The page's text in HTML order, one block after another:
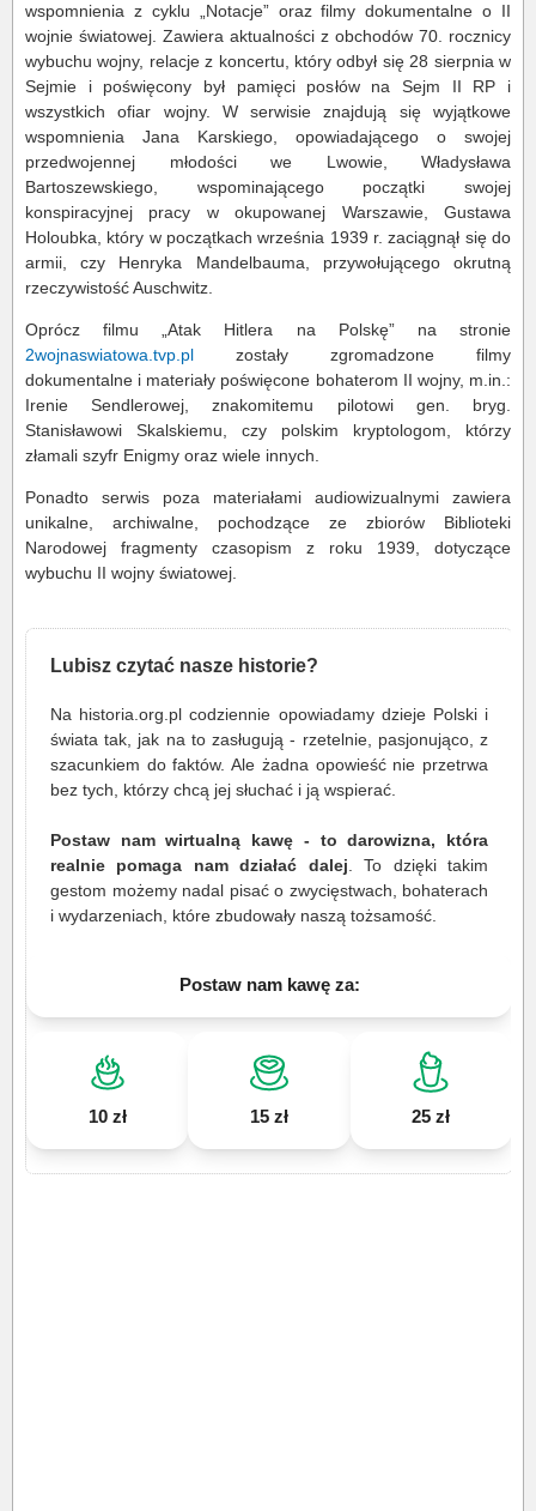
wspomnienia z cyklu „Notacje” oraz filmy dokumentalne o II
wojnie światowej. Zawiera aktualności z obchodów 70. rocznicy
wybuchu wojny, relacje z koncertu, który odbył się 28 sierpnia w
Sejmie i poświęcony był pamięci posłów na Sejm II RP i
wszystkich ofiar wojny. W serwisie znajdują się wyjątkowe
wspomnienia Jana Karskiego, opowiadającego o swojej
przedwojennej młodości we Lwowie, Władysława
Bartoszewskiego, wspominającego początki swojej
konspiracyjnej pracy w okupowanej Warszawie, Gustawa
Holoubka, który w początkach września 1939 r. zaciągnął się do
armii, czy Henryka Mandelbauma, przywołującego okrutną
rzeczywistość Auschwitz.
Oprócz filmu „Atak Hitlera na Polskę” na stronie
2wojnaswiatowa.tvp.pl zostały zgromadzone filmy
dokumentalne i materiały poświęcone bohaterom II wojny, m.in.:
Irenie Sendlerowej, znakomitemu pilotowi gen. bryg.
Stanisławowi Skalskiemu, czy polskim kryptologom, którzy
złamali szyfr Enigmy oraz wiele innych.
Ponadto serwis poza materiałami audiowizualnymi zawiera
unikalne, archiwalne, pochodzące ze zbiorów Biblioteki
Narodowej fragmenty czasopism z roku 1939, dotyczące
wybuchu II wojny światowej.
Lubisz czytać nasze historie?
Na historia.org.pl codziennie opowiadamy dzieje Polski i
świata tak, jak na to zasługują - rzetelnie, pasjonująco, z
szacunkiem do faktów. Ale żadna opowieść nie przetrwa
bez tych, którzy chcą jej słuchać i ją wspierać.
Postaw nam wirtualną kawę - to darowizna, która
realnie pomaga nam działać dalej . To dzięki takim
gestom możemy nadal pisać o zwycięstwach, bohaterach
i wydarzeniach, które zbudowały naszą tożsamość.
Postaw nam kawę za:
10 zł 15 zł 25 zł